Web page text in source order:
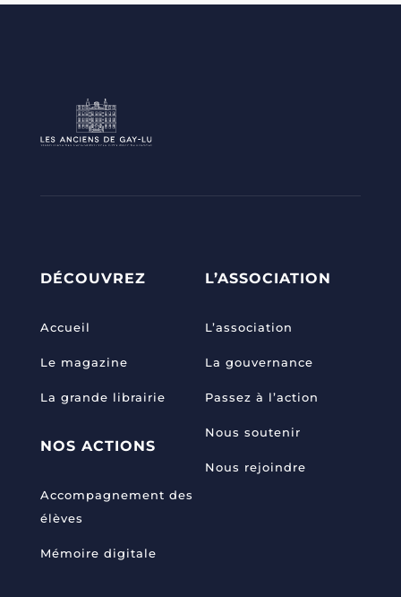
DÉCOUVREZ
Accueil
Le magazine
La grande librairie
NOS ACTIONS
Accompagnement des
élèves
Mémoire digitale
L’ASSOCIATION
L’association
La gouvernance
Passez à l’action
Nous soutenir
Nous rejoindre